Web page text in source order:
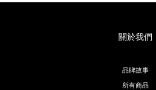
關於我們
品牌故事
所有商品